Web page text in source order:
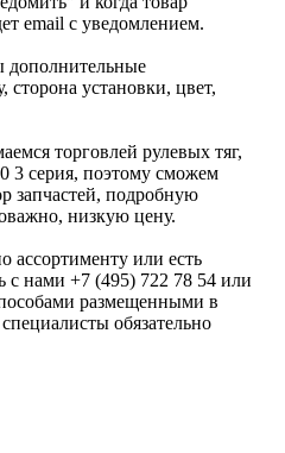
email с уведомлением.
дополнительные
сторона установки, цвет,
торговлей рулевых тяг,
3 серия, поэтому сможем
запчастей, подробную
низкую цену.
или есть
с нами +7 (495) 722 78 54 или
размещенными в
обязательно